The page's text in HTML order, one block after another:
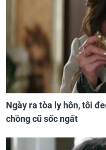
Ngày ra tòa ly hôn, tôi
chồng cũ sốc ngất